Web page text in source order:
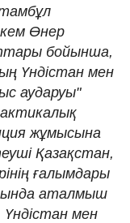
Өнер
бойынша,
Үндістан мен
аударуы"
жұмысына
Қазақстан,
ғалымдары
аталмыш
Үндістан мен